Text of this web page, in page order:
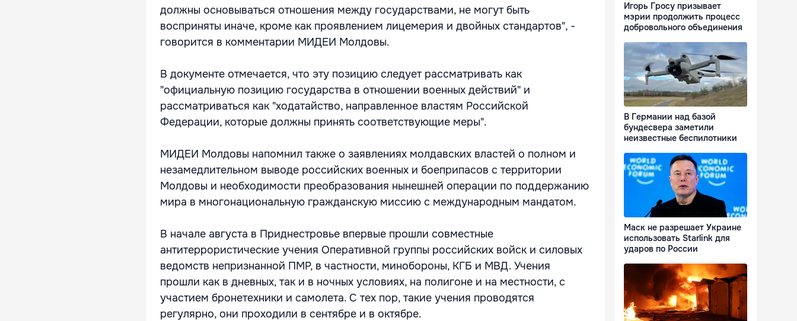
должны основываться отношения между государствами, не могут быть
восприняты иначе, кроме как проявлением лицемерия и двойных стандартов", -
говорится в комментарии МИДЕИ Молдовы.
В документе отмечается, что эту позицию следует рассматривать как
"официальную позицию государства в отношении военных действий" и
рассматриваться как "ходатайство, направленное властям Российской
Федерации, которые должны принять соответствующие меры".
МИДЕИ Молдовы напомнил также о заявлениях молдавских властей о полном и
незамедлительном выводе российских военных и боеприпасов с территории
Молдовы и необходимости преобразования нынешней операции по поддержанию
мира в многонациональную гражданскую миссию с международным мандатом.
В начале августа в Приднестровье впервые прошли совместные
антитеррористические учения Оперативной группы российских войск и силовых
ведомств непризнанной ПМР, в частности, минобороны, КГБ и МВД. Учения
прошли как в дневных, так и в ночных условиях, на полигоне и на местности, с
участием бронетехники и самолета. С тех пор, такие учения проводятся
регулярно, они проходили в сентябре и в октябре.
Игорь Гросу призывает
мэрии продолжить процесс
добровольного объединения
В Германии над базой
бундесвера заметили
неизвестные беспилотники
Маск не разрешает Украине
использовать Starlink для
ударов по России